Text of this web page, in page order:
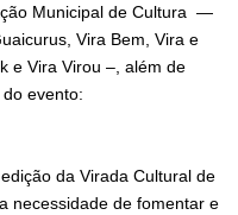
Municipal de Cultura —
Vira Bem, Vira e
e Vira Virou –, além de
evento:
da Virada Cultural de
necessidade de fomentar e